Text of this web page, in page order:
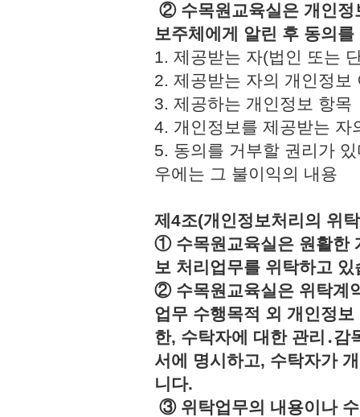
② 수목원교육실은 개인정
보주체에게 알린 후 동의
1. 제공받는 자(법인 또
2. 제공받는 자의 개인정
3. 제공하는 개인정보
4. 개인정보를 제공받는
5. 동의를 거부할 권리가
우에는 그 불이익의 내용
제4조(개인정보처리의 위
① 수목원교육실은 원활한
보 처리업무를 위탁하고
② 수목원교육실은 위탁계
업무 수행목적 외 개인정
한, 수탁자에 대한 관리․감
서에 명시하고, 수탁자가
니다.
③ 위탁업무의 내용이나